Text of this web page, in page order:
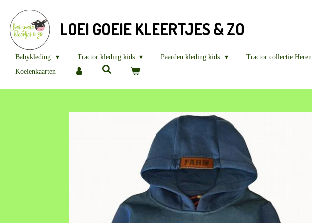
direct
naar
de
hoofdinhoud
LOEI GOEIE KLEERTJES & ZO
Babykleding Tractor kleding kids Paarden kleding kids Tractor collectie Heren
Koeienkaarten